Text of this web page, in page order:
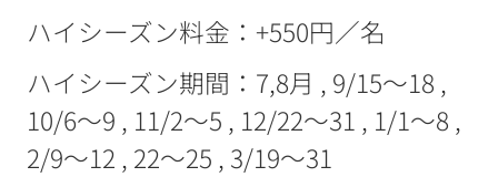
ハイシーズン料金：+550円／名
ハイシーズン期間：7,8月 , 9/15～18 ,
10/6～9 , 11/2～5 , 12/22～31 , 1/1～8 ,
2/9～12 , 22～25 , 3/19～31